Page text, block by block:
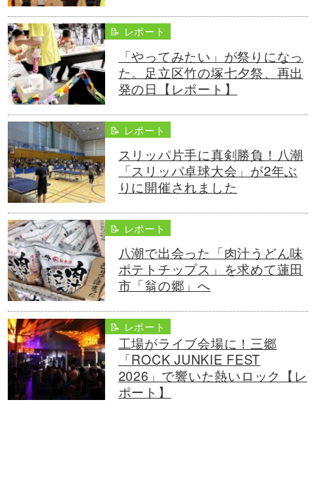
📝 レポート
「やってみたい」が祭りになっ
た。足立区竹の塚七夕祭、再出
発の日【レポート】
📝 レポート
スリッパ片手に真剣勝負！八潮
「スリッパ卓球大会」が2年ぶ
りに開催されました
📝 レポート
八潮で出会った「肉汁うどん味
ポテトチップス」を求めて蓮田
市「翁の郷」へ
📝 レポート
工場がライブ会場に！三郷
「ROCK JUNKIE FEST
2026」で響いた熱いロック【レ
ポート】